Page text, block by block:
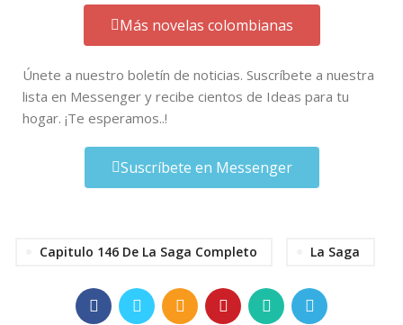
Más novelas colombianas
Únete a nuestro boletín de noticias. Suscríbete a nuestra
lista en Messenger y recibe cientos de Ideas para tu
hogar. ¡Te esperamos..!
Suscríbete en Messenger
Capitulo 146 De La Saga Completo La Saga